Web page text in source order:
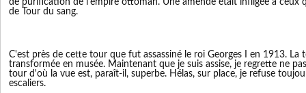
de purification de l'empire ottoman. Une amende était infligée à ceux
de Tour du sang.
C'est près de cette tour que fut assassiné le roi Georges I en 1913. La
transformée en musée. Maintenant que je suis assise, je regrette ne
tour d'où la vue est, paraît-il, superbe. Hélas, sur place, je refuse
escaliers.